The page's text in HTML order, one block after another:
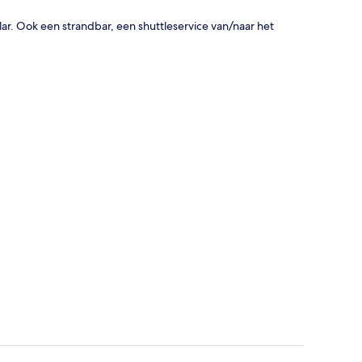
Ook een strandbar, een shuttleservice van/naar het